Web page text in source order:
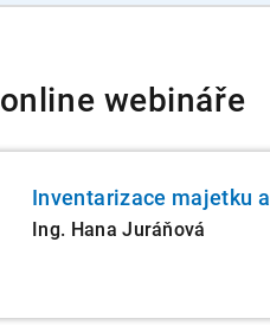
online webináře
Inventarizace majetku
Ing. Hana Juráňová